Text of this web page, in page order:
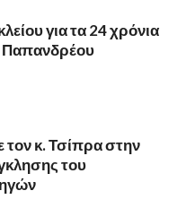
για τα 24 χρόνια
Παπανδρέου
κ. Τσίπρα στην
του